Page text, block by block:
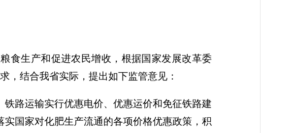
生产和促进农民增收，根据国家发展改革委
，结合我省实际，提出如下监管意见：
路运输实行优惠电价、优惠运价和免征铁路建
国家对化肥生产流通的各项价格优惠政策，积